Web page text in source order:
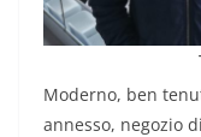
Moderno, ben
annesso, negozio